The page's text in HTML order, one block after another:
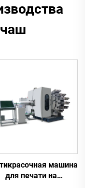
машина
для печати на